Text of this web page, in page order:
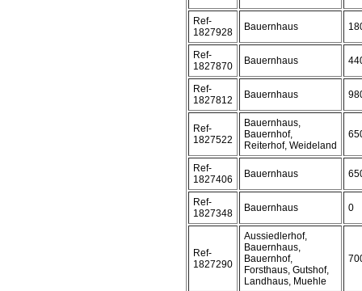
Ref-
1827928
Bauernhaus
Ref-
1827870
Bauernhaus
Ref-
1827812
Bauernhaus
Ref-
1827522
Bauernhaus,
Bauernhof,
Reiterhof, Weideland
Ref-
1827406
Bauernhaus
Ref-
1827348
Bauernhaus 0
Ref-
1827290
Aussiedlerhof,
Bauernhaus,
Bauernhof,
Forsthaus, Gutshof,
Landhaus, Muehle